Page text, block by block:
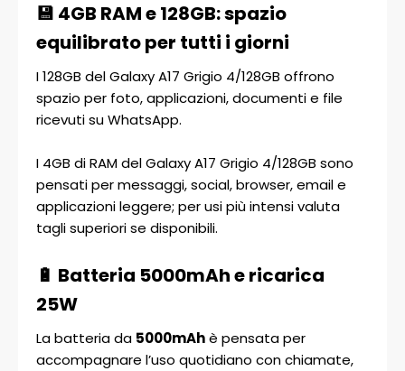
💾 4GB RAM e 128GB: spazio
equilibrato per tutti i giorni
I 128GB del Galaxy A17 Grigio 4/128GB offrono
spazio per foto, applicazioni, documenti e file
ricevuti su WhatsApp.
I 4GB di RAM del Galaxy A17 Grigio 4/128GB sono
pensati per messaggi, social, browser, email e
applicazioni leggere; per usi più intensi valuta
tagli superiori se disponibili.
🔋 Batteria 5000mAh e ricarica
25W
La batteria da 5000mAhè pensata per
accompagnare l’uso quotidiano con chiamate,